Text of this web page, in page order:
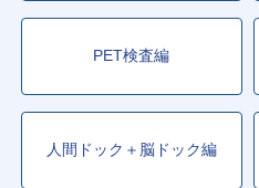
PET検査編
人間ドック＋脳ドック編